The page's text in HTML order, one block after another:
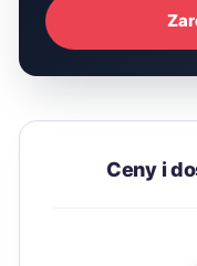
Ceny i